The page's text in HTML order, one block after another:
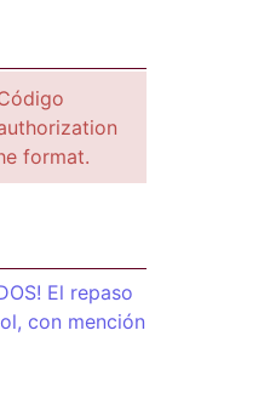
format.
El repaso
con mención